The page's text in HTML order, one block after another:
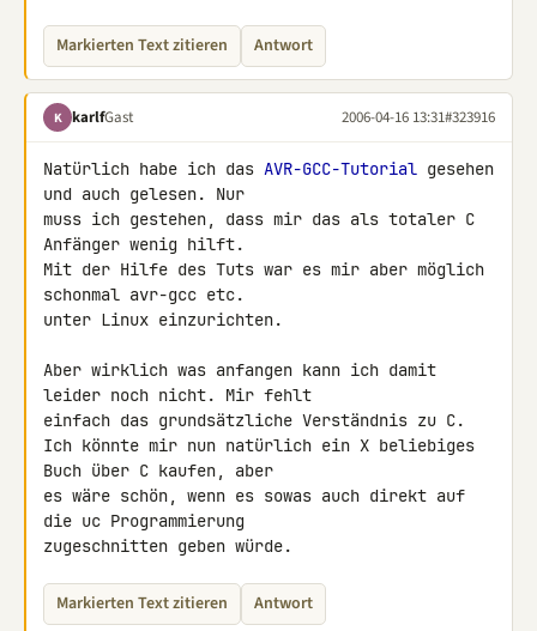
Markierten Text zitieren Antwort
K karlfGast 2006-04-16 13:31#323916
Natürlich habe ich das AVR-GCC-Tutorial gesehen
und auch gelesen. Nur
muss ich gestehen, dass mir das als totaler C
Anfänger wenig hilft.
Mit der Hilfe des Tuts war es mir aber möglich
schonmal avr-gcc etc.
unter Linux einzurichten.
Aber wirklich was anfangen kann ich damit
leider noch nicht. Mir fehlt
einfach das grundsätzliche Verständnis zu C.
Ich könnte mir nun natürlich ein X beliebiges
Buch über C kaufen, aber
es wäre schön, wenn es sowas auch direkt auf
die uc Programmierung
zugeschnitten geben würde.
Markierten Text zitieren Antwort